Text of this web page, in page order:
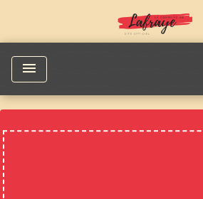
menu